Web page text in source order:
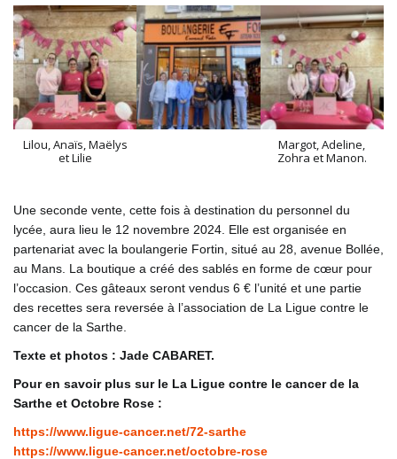
Lilou, Anaïs, Maëlys
et Lilie
Margot, Adeline,
Zohra et Manon.
Une seconde vente, cette fois à destination du personnel du
lycée, aura lieu le 12 novembre 2024. Elle est organisée en
partenariat avec la boulangerie Fortin, situé au 28, avenue Bollée,
au Mans. La boutique a créé des sablés en forme de cœur pour
l’occasion. Ces gâteaux seront vendus 6 € l’unité et une partie
des recettes sera reversée à l’association de La Ligue contre le
cancer de la Sarthe.
Texte et photos : Jade CABARET.
Pour en savoir plus sur le La Ligue contre le cancer de la
Sarthe et Octobre Rose :
https://www.ligue-cancer.net/72-sarthe
https://www.ligue-cancer.net/octobre-rose